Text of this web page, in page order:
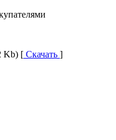
Kb) [ Скачать ]